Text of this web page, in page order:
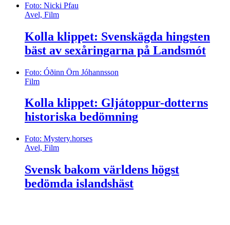
Foto: Nicki Pfau
Avel, Film
Kolla klippet: Svenskägda hingsten
bäst av sexåringarna på Landsmót
Foto: Óðinn Örn Jóhannsson
Film
Kolla klippet: Gljátoppur-dotterns
historiska bedömning
Foto: Mystery.horses
Avel, Film
Svensk bakom världens högst
bedömda islandshäst